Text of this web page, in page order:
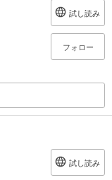
試し読み
フォロー
試し読み